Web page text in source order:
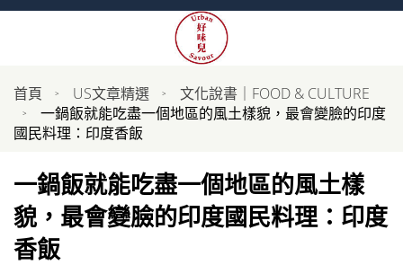
首頁 US文章精選
文化說書｜FOOD & CULTURE
一鍋飯就能吃盡一個地區的風土樣貌，最會變臉的印度
國民料理：印度香飯
一鍋飯就能吃盡一個地區的風土樣
貌，最會變臉的印度國民料理：印度
香飯